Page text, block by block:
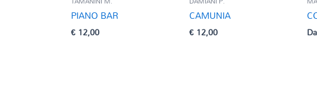
PIANO BAR
€12,00
CAMUNIA
€12,00